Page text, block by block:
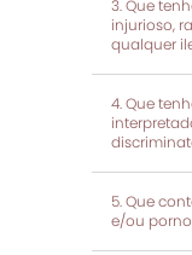
Que
injurioso,
qualquer
Que
Que
e/ou